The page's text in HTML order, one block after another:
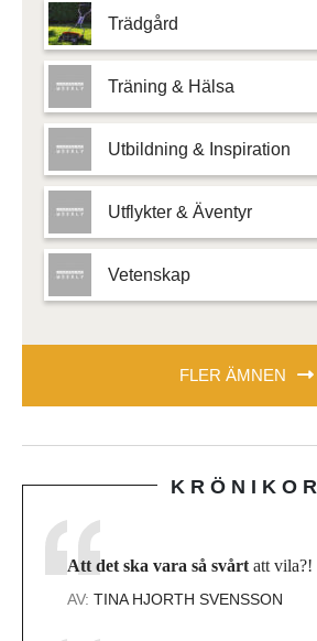
Trädgård
Träning & Hälsa
Utbildning & Inspiration
Utflykter & Äventyr
Vetenskap
FLER ÄMNEN
KRÖNIKOR
Att det ska vara så svårt att vila?!
AV: TINA HJORTH SVENSSON